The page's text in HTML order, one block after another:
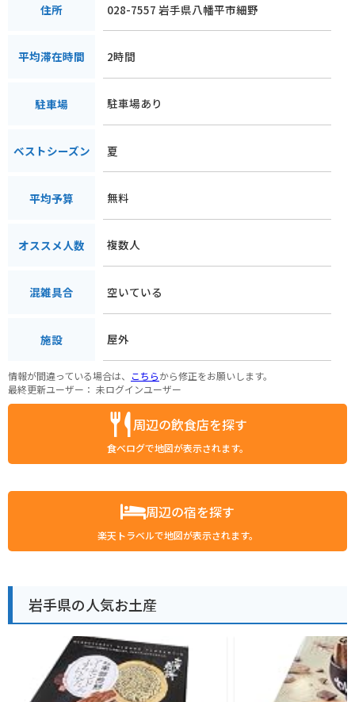
住所 028-7557 岩手県八幡平市細野
平均滞在時間 2時間
駐車場 駐車場あり
ベストシーズン 夏
平均予算 無料
オススメ人数 複数人
混雑具合 空いている
施設 屋外
情報が間違っている場合は、 こちらから修正をお願いします。
最終更新ユーザー： 未ログインユーザー
周辺の飲食店を探す
食べログで地図が表示されます。
周辺の宿を探す
楽天トラベルで地図が表示されます。
岩手県の人気お土産